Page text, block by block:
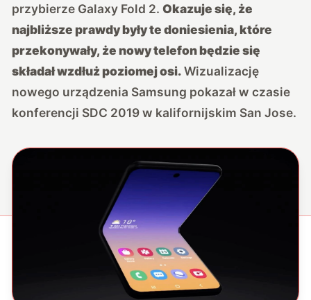
przybierze Galaxy Fold 2.Okazuje się, że
najbliższe prawdy były te doniesienia, które
przekonywały, że nowy telefon będzie się
składał wzdłuż poziomej osi.Wizualizację
nowego urządzenia Samsung pokazał w czasie
konferencji SDC 2019 w kalifornijskim San Jose.